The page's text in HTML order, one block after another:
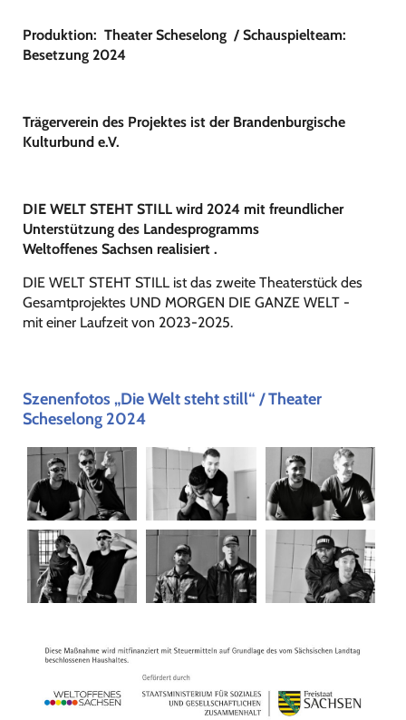
Produktion: Theater Scheselong / Schauspielteam:
Besetzung 2024
Trägerverein des Projektes ist der Brandenburgische
Kulturbund e.V.
DIE WELT STEHT STILL wird 2024 mit freundlicher
Unterstützung des Landesprogramms
Weltoffenes Sachsen realisiert .
DIE WELT STEHT STILL ist das zweite Theaterstück des
Gesamtprojektes UND MORGEN DIE GANZE WELT -
mit einer Laufzeit von 2023-2025.
Szenenfotos „Die Welt steht still“ / Theater
Scheselong 2024